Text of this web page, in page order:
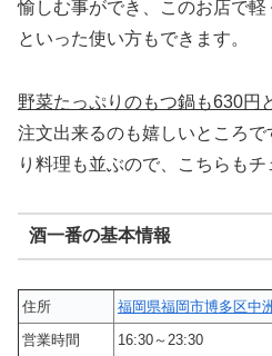
愉しむ事ができ、このお店で軽
といった使い方もできます。
野菜たっぷりのもつ鍋も630円
注文出来るのも嬉しいところ
り料理も並ぶので、こちらもチ
酒一番の基本情報
住所
福岡県福岡市博多区中
営業時間
16:30～23:30